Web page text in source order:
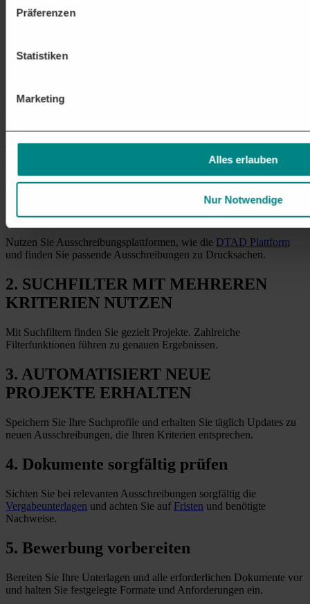
Präferenzen
Statistiken
Marketing
Alles erlauben
Nur Notwendige
Fahrzeugbeklebungen für Außenwerbung, Messen und
Veranstaltungen
Erstellung von individuell bedruckten Grußkarten,
Dies sind nur einige der möglichen
Drucksachen. Die letztendlichen Anforderungen und Projekte
Sie die passendenAufträgefür Ihr Unternehmen –
jetztunverbindlich testen.
Wie nehme ichan Ausschreibungen im
Bereich DRUCKSACHEN teil?
1. ÖFFENTLICHE AUFTRÄGE EINFACH FINDEN
Nutzen Sie Ausschreibungsplattformen, wie die DTAD Plattform
und finden Sie passende Ausschreibungen zu Drucksachen.
2. SUCHFILTER MIT MEHREREN
KRITERIEN NUTZEN
Mit Suchfiltern finden Sie gezielt Projekte. Zahlreiche
Filterfunktionen führen zu genauen Ergebnissen.
3. AUTOMATISIERT NEUE
PROJEKTE ERHALTEN
Speichern Sie Ihre Suchprofile und erhalten Sie täglich Updates zu
neuen Ausschreibungen, die Ihren Kriterien entsprechen.
4. Dokumente sorgfältig prüfen
Sichten Sie bei relevanten Ausschreibungen sorgfältig die
Vergabeunterlagen und achten Sie auf Fristen und benötigte
Nachweise.
5. Bewerbung vorbereiten
Bereiten Sie Ihre Unterlagen und alle erforderlichen Dokumente vor
und halten Sie festgelegte Formate und Anforderungen ein.